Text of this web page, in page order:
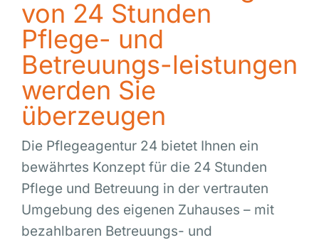
Manuela C.
Mia M. aus Stuttgart
von 24 Stunden
Pflege- und
Betreuungs-leistungen
werden Sie
überzeugen
Die Pflegeagentur 24 bietet Ihnen ein
bewährtes Konzept für die 24 Stunden
Pflege und Betreuung in der vertrauten
Umgebung des eigenen Zuhauses – mit
bezahlbaren Betreuungs- und